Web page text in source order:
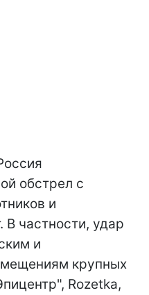
обстрел с
и
В частности, удар
и
крупных
Rozetka,